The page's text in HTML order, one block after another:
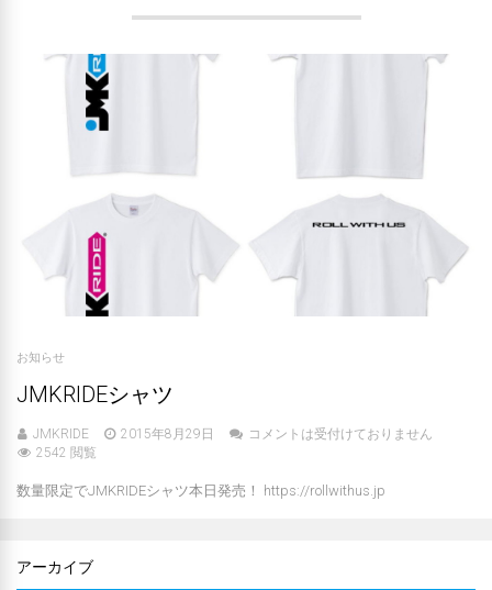
お知らせ
JMKRIDEシャツ
JMKRIDE 2015年8月29日
コメントは受付けておりません
2542 閲覧
数量限定でJMKRIDEシャツ本日発売！ https://rollwithus.jp
アーカイブ